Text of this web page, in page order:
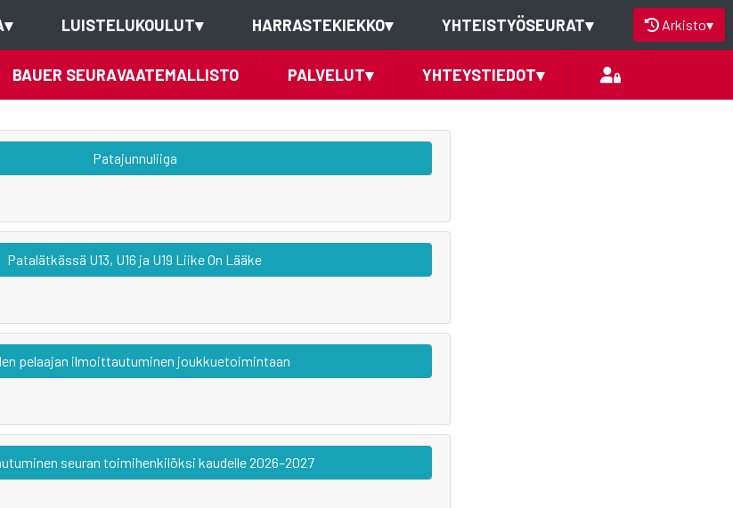
▾ LUISTELUKOULUT▾ HARRASTEKIEKKO▾ YHTEISTYÖSEURAT▾ Arkisto▾
BAUER SEURAVAATEMALLISTO PALVELUT▾ YHTEYSTIEDOT▾
Patajunnuliiga
Patalätkässä U13, U16 ja U19 Liike On Lääke
pelaajan ilmoittautuminen joukkuetoimintaan
seuran toimihenkilöksi kaudelle 2026–2027